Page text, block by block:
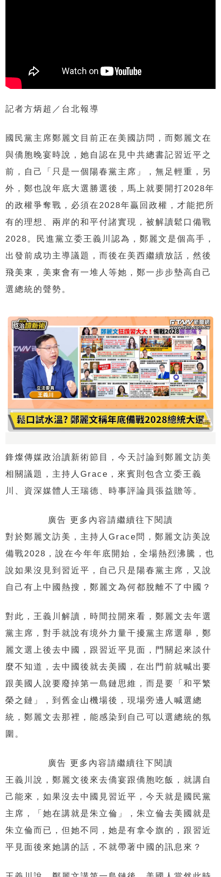
記者方炳超／台北報導
國民黨主席鄭麗文目前正在美國訪問，而鄭麗文在
與僑胞晚宴時說，她自認在見中共總書記習近平之
前，自己「只是一個陽春黨主席」，無足輕重，另
外，鄭也說年底大選勝選後，馬上就要開打2028年
的政權爭奪戰，必須在2028年贏回政權，才能把所
有的理想、兩岸的和平付諸實現，被解讀鬆口備戰
2028。民進黨立委王義川認為，鄭麗文是個高手，
出發前成功主導議題，而後在美西繼續放話，然後
飛美東，美東會有一堆人等她，鄭一步步墊高自己
選總統的聲勢。
鋒燦傳媒政治讀新術節目，今天討論到鄭麗文訪美
相關議題，主持人Grace，來賓則包含立委王義
川、資深媒體人王瑞德、時事評論員張益贍等。
廣告 更多內容請繼續往下閱讀
對於鄭麗文訪美，主持人Grace問，鄭麗文訪美說
備戰2028，說在今年年底開始，全場熱烈沸騰，也
說如果沒見到習近平，自己只是陽春黨主席，又說
自己有上中國熱搜，鄭麗文為何都脫離不了中國？
對此，王義川解讀，時間拉開來看，鄭麗文去年選
黨主席，對手就說有境外力量干擾黨主席選舉，鄭
麗文選上後去中國，跟習近平見面，門關起來談什
麼不知道，去中國後就去美國，在出門前就喊出要
跟美國人說要廢掉第一島鏈思維，而是要「和平繁
榮之鏈」，到舊金山機場後，現場旁邊人喊選總
統，鄭麗文去那裡，能感染到自己可以選總統的氛
圍。
廣告 更多內容請繼續往下閱讀
王義川說，鄭麗文後來去僑宴跟僑胞吃飯，就講自
己能來，如果沒去中國見習近平，今天就是國民黨
主席，「她在講就是朱立倫」，朱立倫去美國就是
朱立倫而已，但她不同，她是有拿令旗的，跟習近
平見面後來她講的話，不就帶著中國的訊息來？